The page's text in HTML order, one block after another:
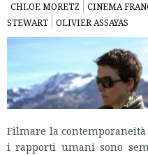
CHLOE MORETZ CINEMA
STEWART
OLIVIER ASSAYAS
Filmare la
i rapporti umani sono